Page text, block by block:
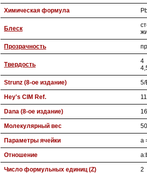
Химическая формула
Блеск
Прозрачность
Твердость
4
Strunz (8-ое издание) 5/
Hey's CIM Ref.
Dana (8-ое издание)
Молекулярный вес
Параметры ячейки a
Отношение
Число формульных единиц (Z) 2